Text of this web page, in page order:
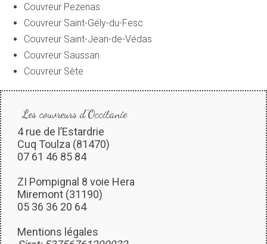
Couvreur Pezenas
Couvreur Saint-Gély-du-Fesc
Couvreur Saint-Jean-de-Védas
Couvreur Saussan
Couvreur Sète
Les couvreurs d'Occitanie
4 rue de l’Estardrie
Cuq Toulza (81470)
07 61 46 85 84
ZI Pompignal 8 voie Hera
Miremont (31190)
05 36 36 20 64
Mentions légales